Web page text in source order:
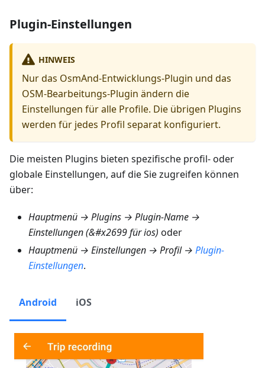
Plugin-Einstellungen
HINWEIS
Nur das OsmAnd-Entwicklungs-Plugin und das
OSM-Bearbeitungs-Plugin ändern die
Einstellungen für alle Profile. Die übrigen Plugins
werden für jedes Profil separat konfiguriert.
Die meisten Plugins bieten spezifische profil- oder
globale Einstellungen, auf die Sie zugreifen können
über:
Hauptmenü → Plugins → Plugin-Name →
Einstellungen (&#x2699 für ios) oder
Hauptmenü → Einstellungen → Profil → Plugin-
Einstellungen.
Android iOS